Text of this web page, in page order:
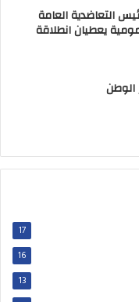
التعاضدية العامة
يعطيان انطلاقة
17
16
13